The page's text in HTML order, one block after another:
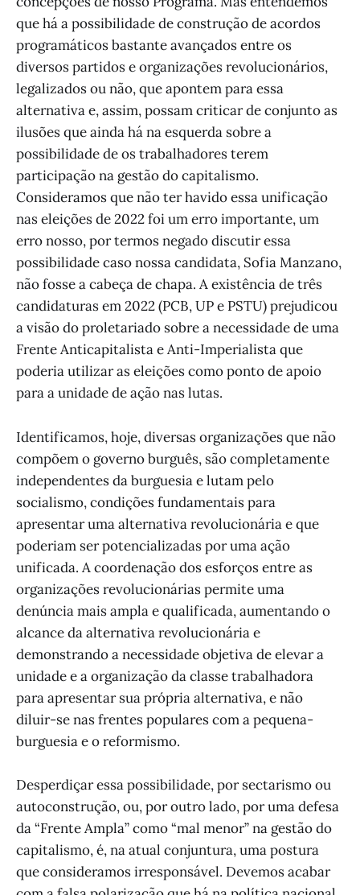
que há a possibilidade de construção de acordos
programáticos bastante avançados entre os
diversos partidos e organizações revolucionários,
legalizados ou não, que apontem para essa
alternativa e, assim, possam criticar de conjunto as
ilusões que ainda há na esquerda sobre a
possibilidade de os trabalhadores terem
participação na gestão do capitalismo.
Consideramos que não ter havido essa unificação
nas eleições de 2022 foi um erro importante, um
erro nosso, por termos negado discutir essa
possibilidade caso nossa candidata, Sofia Manzano,
não fosse a cabeça de chapa. A existência de três
candidaturas em 2022 (PCB, UP e PSTU) prejudicou
a visão do proletariado sobre a necessidade de uma
Frente Anticapitalista e Anti-Imperialista que
poderia utilizar as eleições como ponto de apoio
para a unidade de ação nas lutas.
Identificamos, hoje, diversas organizações que não
compõem o governo burguês, são completamente
independentes da burguesia e lutam pelo
socialismo, condições fundamentais para
apresentar uma alternativa revolucionária e que
poderiam ser potencializadas por uma ação
unificada. A coordenação dos esforços entre as
organizações revolucionárias permite uma
denúncia mais ampla e qualificada, aumentando o
alcance da alternativa revolucionária e
demonstrando a necessidade objetiva de elevar a
unidade e a organização da classe trabalhadora
para apresentar sua própria alternativa, e não
diluir-se nas frentes populares com a pequena-
burguesia e o reformismo.
Desperdiçar essa possibilidade, por sectarismo ou
autoconstrução, ou, por outro lado, por uma defesa
da “Frente Ampla” como “mal menor” na gestão do
capitalismo, é, na atual conjuntura, uma postura
que consideramos irresponsável. Devemos acabar